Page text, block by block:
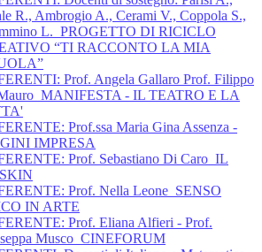
R., Ambrogio A., Cerami V., Coppola S.,
L._PROGETTO DI RICICLO
“TI RACCONTO LA MIA
Prof. Angela Gallaro Prof. Filippo
- IL TEATRO E LA
Prof.ssa Maria Gina Assenza -
IMPRESA
Prof. Sebastiano Di Caro_IL
Prof. Nella Leone_SENSO
IN ARTE
Prof. Eliana Alfieri - Prof.
Musco_CINEFORUM